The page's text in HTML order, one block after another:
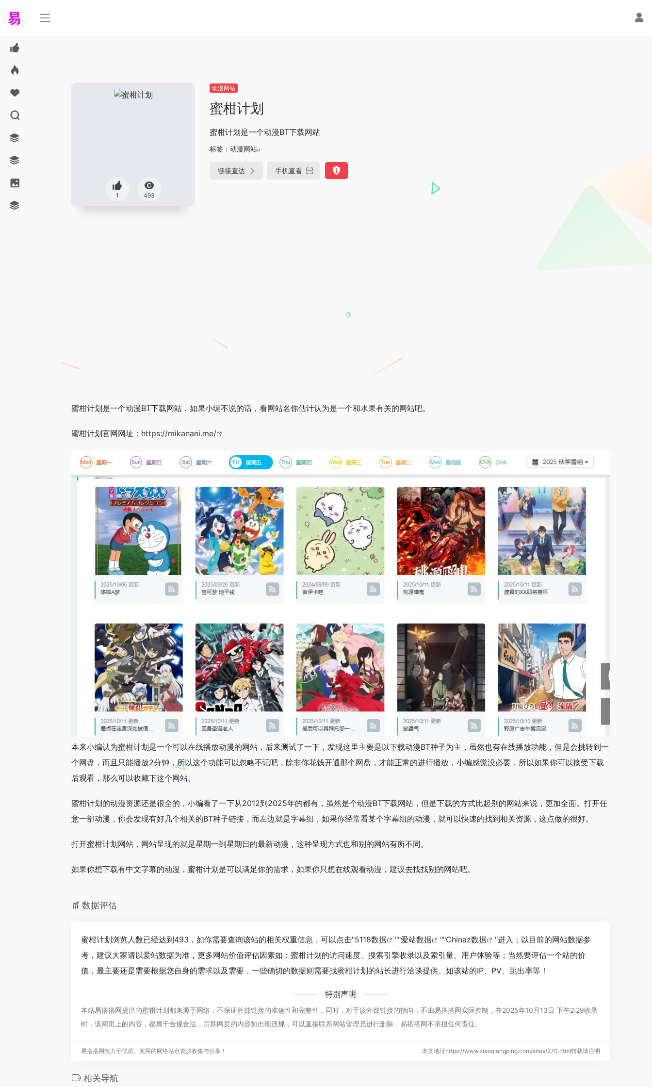
1 493
动漫网站
蜜柑计划
蜜柑计划是一个动漫BT下载网站
标签： 动漫网站
链接直达 手机查看
蜜柑计划是一个动漫BT下载网站，如果小编不说的话，看网站名你估计认为是一个和水果有关的网站吧。
蜜柑计划官网网址： https://mikanani.me/
本来小编认为蜜柑计划是一个可以在线播放动漫的网站，后来测试了一下，发现这里主要是以下载动漫BT种子为主，虽然也有在线播放功能，但是会挑转到一
个网盘，而且只能播放2分钟，所以这个功能可以忽略不记吧，除非你花钱开通那个网盘，才能正常的进行播放，小编感觉没必要，所以如果你可以接受下载
后观看，那么可以收藏下这个网站。
蜜柑计划的动漫资源还是很全的，小编看了一下从2012到2025年的都有，虽然是个动漫BT下载网站，但是下载的方式比起别的网站来说，更加全面。打开任
意一部动漫，你会发现有好几个相关的BT种子链接，而左边就是字幕组，如果你经常看某个字幕组的动漫，就可以快速的找到相关资源，这点做的很好。
打开蜜柑计划网站，网站呈现的就是星期一到星期日的最新动漫，这种呈现方式也和别的网站有所不同。
如果你想下载有中文字幕的动漫，蜜柑计划是可以满足你的需求，如果你只想在线观看动漫，建议去找找别的网站吧。
数据评估
蜜柑计划浏览人数已经达到493，如你需要查询该站的相关权重信息，可以点击"5118数据 ""爱站数据 ""Chinaz数据
"进入；以目前的网站数据参
考，建议大家请以爱站数据为准，更多网站价值评估因素如：蜜柑计划的访问速度、搜索引擎收录以及索引量、用户体验等；当然要评估一个站的价
值，最主要还是需要根据您自身的需求以及需要，一些确切的数据则需要找蜜柑计划的站长进行洽谈提供。如该站的IP、PV、跳出率等！
特别声明
本站易搭搭网提供的蜜柑计划都来源于网络，不保证外部链接的准确性和完整性，同时，对于该外部链接的指向，不由易搭搭网实际控制，在2025年10月13日 下午2:29收录
时，该网页上的内容，都属于合规合法，后期网页的内容如出现违规，可以直接联系网站管理员进行删除，易搭搭网不承担任何责任。
易搭搭网致力于优质、实用的网络站点资源收集与分享！ 本文地址https://www.xiaoqiangping.com/sites/270.html转载请注明
相关导航